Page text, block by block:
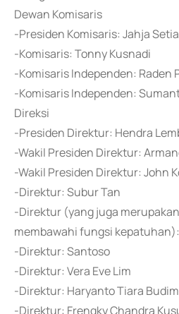
Dewan Komisaris
-Presiden Komisaris: Jahja
-Komisaris: Tonny Kusnadi
-Komisaris Independen: Raden
-Komisaris Independen:
Direksi
-Presiden Direktur: Hendra
-Wakil Presiden Direktur:
-Wakil Presiden Direktur: John
-Direktur: Subur Tan
-Direktur (yang juga
membawahi fungsi
-Direktur: Santoso
-Direktur: Vera Eve Lim
-Direktur: Haryanto Tiara
-Direktur: Frengky Chandra